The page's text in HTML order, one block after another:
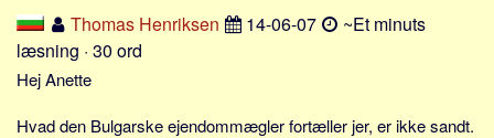
JLKM.dk
Lande
Tyrkiet
Thomas Henriksen 14-06-07
~Et minuts
læsning · 30 ord
Hej Anette
Hvad den Bulgarske ejendommægler fortæller jer, er ikke sandt.